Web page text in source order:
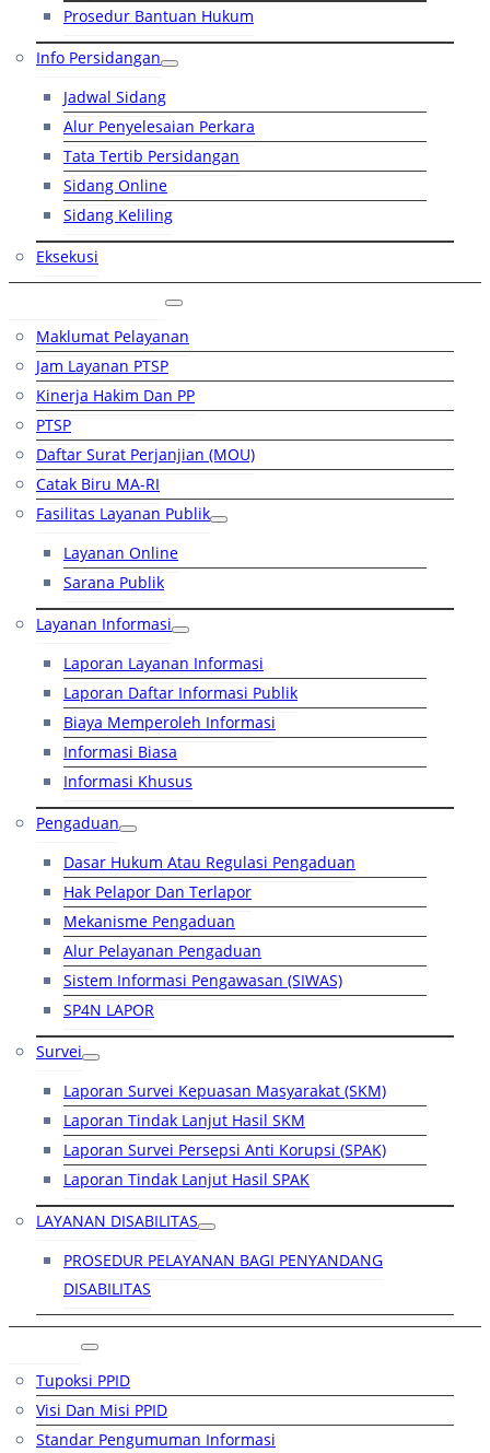
Prosedur Bantuan Hukum
Info Persidangan
Jadwal Sidang
Alur Penyelesaian Perkara
Tata Tertib Persidangan
Sidang Online
Sidang Keliling
Eksekusi
Maklumat Pelayanan
Jam Layanan PTSP
Kinerja Hakim Dan PP
PTSP
Daftar Surat Perjanjian (MOU)
Catak Biru MA-RI
Fasilitas Layanan Publik
Layanan Online
Sarana Publik
Layanan Informasi
Laporan Layanan Informasi
Laporan Daftar Informasi Publik
Biaya Memperoleh Informasi
Informasi Biasa
Informasi Khusus
Pengaduan
Dasar Hukum Atau Regulasi Pengaduan
Hak Pelapor Dan Terlapor
Mekanisme Pengaduan
Alur Pelayanan Pengaduan
Sistem Informasi Pengawasan (SIWAS)
SP4N LAPOR
Survei
Laporan Survei Kepuasan Masyarakat (SKM)
Laporan Tindak Lanjut Hasil SKM
Laporan Survei Persepsi Anti Korupsi (SPAK)
Laporan Tindak Lanjut Hasil SPAK
LAYANAN DISABILITAS
PROSEDUR PELAYANAN BAGI PENYANDANG
DISABILITAS
Tupoksi PPID
Visi Dan Misi PPID
Standar Pengumuman Informasi